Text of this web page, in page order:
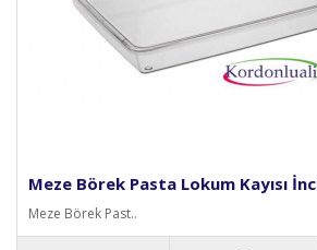
Meze Börek Pasta Lokum Kayısı
Meze Börek Past..